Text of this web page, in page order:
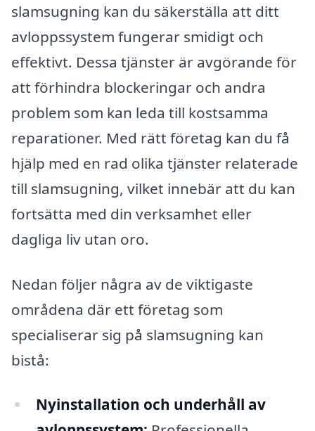
slamsugning kan du säkerställa att ditt
avloppssystem fungerar smidigt och
effektivt. Dessa tjänster är avgörande för
att förhindra blockeringar och andra
problem som kan leda till kostsamma
reparationer. Med rätt företag kan du få
hjälp med en rad olika tjänster relaterade
till slamsugning, vilket innebär att du kan
fortsätta med din verksamhet eller
dagliga liv utan oro.
Nedan följer några av de viktigaste
områdena där ett företag som
specialiserar sig på slamsugning kan
bistå:
Nyinstallation och underhåll av